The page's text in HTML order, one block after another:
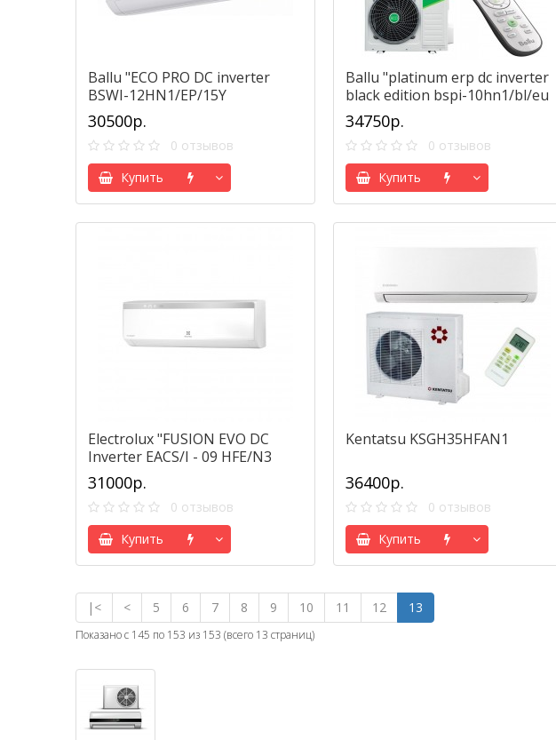
Ballu "ECO PRO DC inverter
BSWI-12HN1/EP/15Y
30500р.
0 отзывов
Купить
Ballu "platinum erp dc inverter
black edition bspi-10hn1/bl/eu
34750р.
0 отзывов
Купить
Electrolux "FUSION EVO DC
Inverter EACS/I - 09 HFE/N3
31000р.
0 отзывов
Купить
Kentatsu KSGH35HFAN1
36400р.
0 отзывов
Купить
|< < 5 6 7 8 9 10 11 12 13
Показано с 145 по 153 из 153 (всего 13 страниц)